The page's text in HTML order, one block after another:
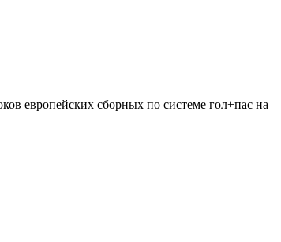
европейских сборных по системе гол+пас на